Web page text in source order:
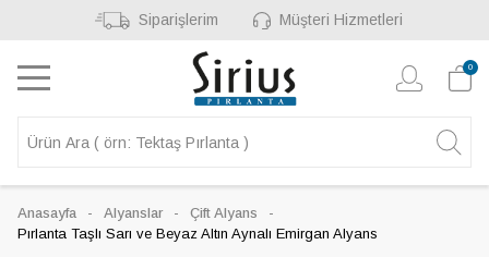
Siparişlerim Müşteri Hizmetleri
0
Anasayfa Alyanslar
Çift Alyans
Pırlanta Taşlı Sarı ve Beyaz Altın Aynalı Emirgan Alyans